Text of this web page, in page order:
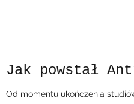
Jak powstał
Od momentu ukończenia